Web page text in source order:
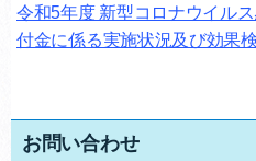
令和5年度 新型コロナウイル
付金に係る実施状況及び効果
お問い合わせ